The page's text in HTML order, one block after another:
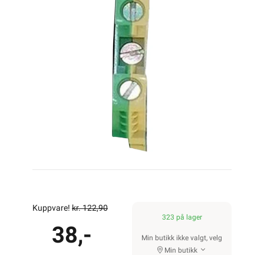
Kuppvare! kr. 122,90
38,-
323 på lager
Min butikk ikke valgt, velg
Min butikk